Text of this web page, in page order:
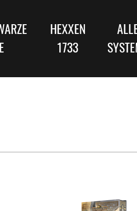
HEXXEN
1733